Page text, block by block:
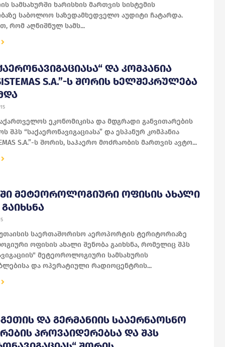
სამსახურში ხარისხის მართვის სისტემის
საბოლოო საზედამხედველო აუდიტი ჩატარდა.
რომ აღნიშნულ სამს...
ᲓᲐ ᲙᲝᲛᲞᲐᲜᲘᲐ
S.A.”-Ს ᲨᲝᲠᲘᲡ ᲮᲔᲚᲨᲔᲙᲠᲣᲚᲔᲑᲐ
ეკონომიკისა და მდგრადი განვითარების
შპს “საქაერონავიგაციასა” და ესპანურ კომპანია
S.A.”-ს შორის, საჰაერო მოძრაობის მართვის ავტო...
ᲛᲔᲢᲔᲝᲠᲝᲚᲝᲒᲘᲣᲠᲘ ᲝᲤᲘᲡᲘᲡ ᲐᲮᲐᲚᲘ
საერთაშორისო აეროპორტის ტერიტორიაზე
ოფისის ახალი შენობა გაიხსნა, რომელიც შპს
მეტეოროლოგიური სამსახურის
და ოპერატიული რადიოცენტრის...
ᲓᲐ ᲒᲔᲠᲛᲐᲜᲘᲘᲡ ᲡᲐᲐᲔᲠᲜᲐᲝᲡᲜᲝ
ᲞᲠᲝᲕᲐᲘᲓᲔᲠᲔᲑᲡᲐ ᲓᲐ ᲨᲞᲡ